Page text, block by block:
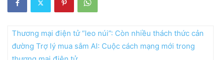
Thương mại điện tử “leo núi”: Còn nhiều thách thức cản
đường Trợ lý mua sắm AI: Cuộc cách mạng mới trong